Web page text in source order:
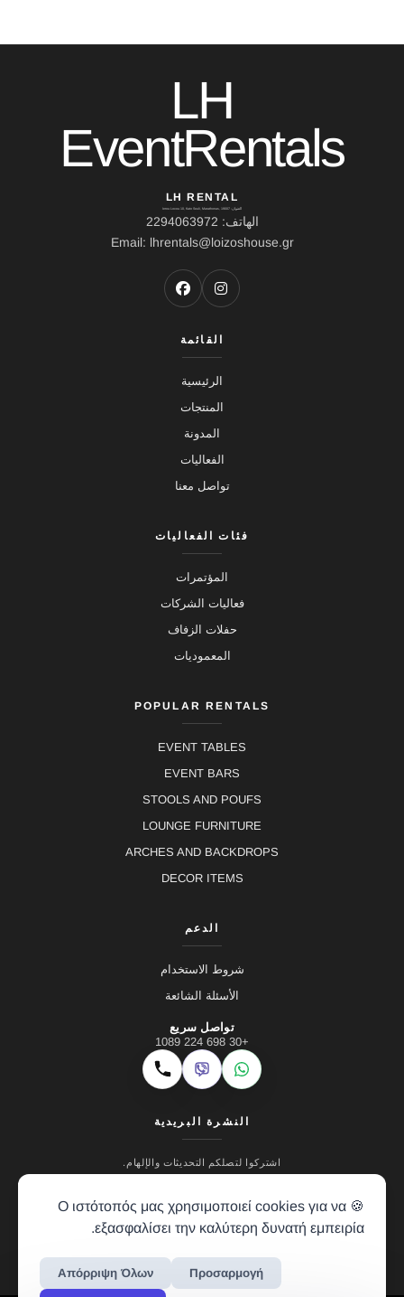
LH
EventRentals
LH RENTAL
العنوان: Ierou Loxou 10, Kato Souli, Marathonas, 19007
الهاتف: 2294063972
Email: lhrentals@loizoshouse.gr
القائمة
الرئيسية
المنتجات
المدونة
الفعاليات
تواصل معنا
فئات الفعاليات
المؤتمرات
فعاليات الشركات
حفلات الزفاف
المعموديات
POPULAR RENTALS
EVENT TABLES
EVENT BARS
STOOLS AND POUFS
LOUNGE FURNITURE
ARCHES AND BACKDROPS
DECOR ITEMS
الدعم
شروط الاستخدام
الأسئلة الشائعة
تواصل سريع
+30 698 224 1089
WhatsApp
Viber اتصال
النشرة البريدية
اشتركوا لتصلكم التحديثات والإلهام.
🍪 Ο ιστότοπός μας χρησιμοποιεί cookies για να
εξασφαλίσει την καλύτερη δυνατή εμπειρία.
Προσαρμογή
Απόρριψη Όλων